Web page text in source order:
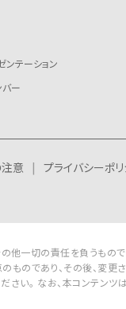
ンテーション
バー
注意 プライバシーポリ
他一切の責任を負うもので
のであり、その後、変更
さい。 なお、本コンテン